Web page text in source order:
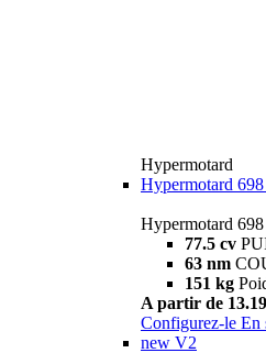
Hypermotard
Hypermotard
Hypermotard
77.5 cv
63 nm
151 kg
A partir de
Configurez-le En
new V2